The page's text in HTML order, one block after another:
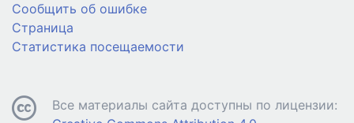
Сообщить об ошибке
Страница
Статистика посещаемости
Все материалы сайта доступны по лицензии: